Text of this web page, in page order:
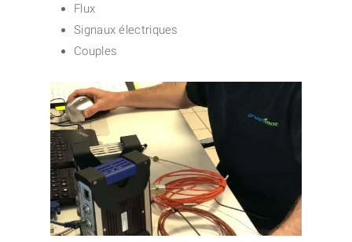
Flux
Signaux électriques
Couples